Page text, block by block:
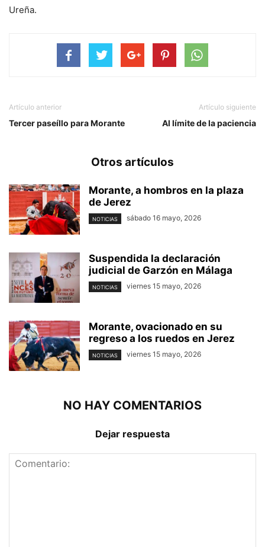
Ureña.
Artículo anterior
Tercer paseíllo para Morante
Artículo siguiente
Al límite de la paciencia
Otros artículos
Morante, a hombros en la plaza
de Jerez
NOTICIAS sábado 16 mayo, 2026
Suspendida la declaración
judicial de Garzón en Málaga
NOTICIAS viernes 15 mayo, 2026
Morante, ovacionado en su
regreso a los ruedos en Jerez
NOTICIAS viernes 15 mayo, 2026
NO HAY COMENTARIOS
Dejar respuesta